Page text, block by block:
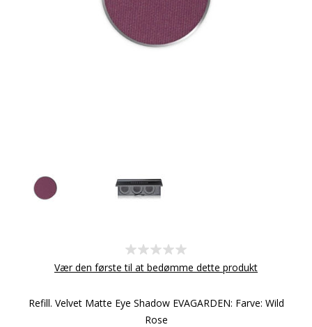
Vær den første til at bedømme dette produkt
Refill. Velvet Matte Eye Shadow EVAGARDEN: Farve: Wild
Rose